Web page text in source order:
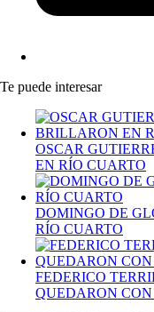
Te puede interesar
OSCAR
EN RÍO CUARTO
DOMINGO DE
RÍO CUARTO
FEDERICO
QUEDARON